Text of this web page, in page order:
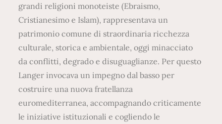
grandi religioni monoteiste (Ebraismo,
Cristianesimo e Islam), rappresentava un
patrimonio comune di straordinaria ricchezza
culturale, storica e ambientale, oggi minacciato
da conflitti, degrado e disuguaglianze. Per questo
Langer invocava un impegno dal basso per
costruire una nuova fratellanza
euromediterranea, accompagnando criticamente
le iniziative istituzionali e cogliendo le